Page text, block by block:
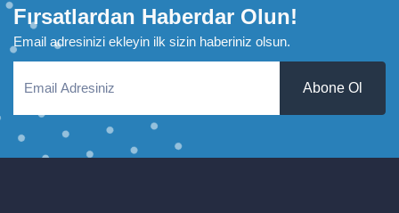
Fırsatlardan Haberdar Olun!
Email adresinizi ekleyin ilk sizin haberiniz olsun.
Abone Ol